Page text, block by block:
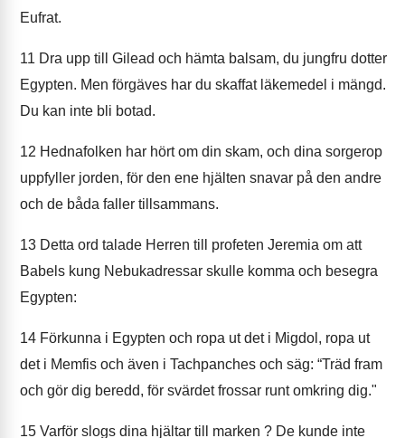
Eufrat.
11 Dra upp till Gilead och hämta balsam, du jungfru dotter
Egypten. Men förgäves har du skaffat läkemedel i mängd.
Du kan inte bli botad.
12 Hednafolken har hört om din skam, och dina sorgerop
uppfyller jorden, för den ene hjälten snavar på den andre
och de båda faller tillsammans.
13 Detta ord talade Herren till profeten Jeremia om att
Babels kung Nebukadressar skulle komma och besegra
Egypten:
14 Förkunna i Egypten och ropa ut det i Migdol, ropa ut
det i Memfis och även i Tachpanches och säg: “Träd fram
och gör dig beredd, för svärdet frossar runt omkring dig."
15 Varför slogs dina hjältar till marken ? De kunde inte